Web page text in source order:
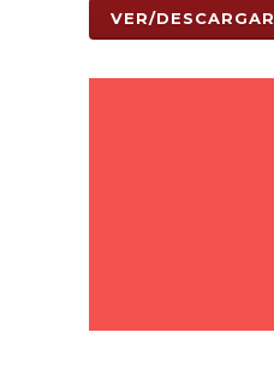
VER/DESCARGAR